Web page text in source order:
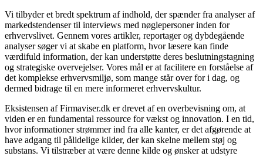
Vi tilbyder et bredt spektrum af indhold, der spænder fra analyser af
markedstendenser til interviews med nøglepersoner inden for
erhvervslivet. Gennem vores artikler, reportager og dybdegående
analyser søger vi at skabe en platform, hvor læsere kan finde
værdifuld information, der kan understøtte deres beslutningstagning
og strategiske overvejelser. Vores mål er at facilitere en forståelse af
det komplekse erhvervsmiljø, som mange står over for i dag, og
dermed bidrage til en mere informeret erhvervskultur.
Eksistensen af Firmaviser.dk er drevet af en overbevisning om, at
viden er en fundamental ressource for vækst og innovation. I en tid,
hvor informationer strømmer ind fra alle kanter, er det afgørende at
have adgang til pålidelige kilder, der kan skelne mellem støj og
substans. Vi tilstræber at være denne kilde og ønsker at udstyre